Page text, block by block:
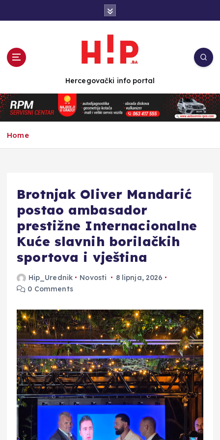
n
t
e
Hercegovački info portal
Home
Brotnjak Oliver Mandarić
postao ambasador
prestižne Internacionalne
Kuće slavnih borilačkih
sportova i vještina
Hip_Urednik Novosti
8 lipnja, 2026
0 Comments